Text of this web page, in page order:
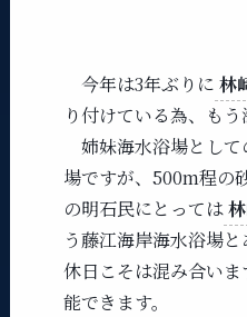
今年は3年ぶりに 林
り付けている為、も
姉妹海水浴場として
場ですが、500m程の
の明石民にとっては
う藤江海岸海水浴場
休日こそは混み合いま
能できます。